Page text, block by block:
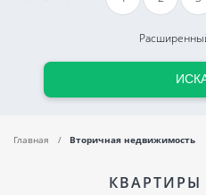
Главная Вторичная недвижимость
КВАРТИРЫ